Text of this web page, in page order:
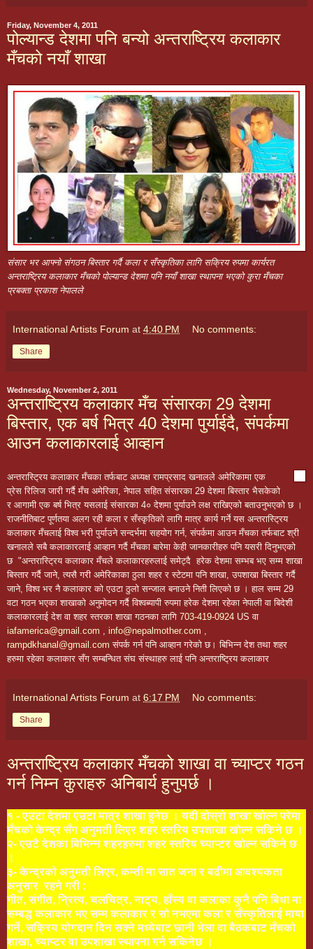
Friday, November 4, 2011
पोल्यान्ड देशमा पनि बन्यो अन्तराष्ट्रिय कलाकार
मँचको नयाँ शाखा
संसार भर आफ्नो संगठन बिस्तार गर्दै कला र सँस्कृतिका लागि सक्रिय रुपमा कार्यरत
अन्तराष्ट्रिय कलाकार मँचको पोल्यान्ड देशमा पनि नयाँ शाखा स्थापना भएको कुरा मँचका
प्रबक्ता प्रकाश नेपालले
International Artists Forum at 4:40 PM No comments:
Share
Wednesday, November 2, 2011
अन्तराष्ट्रिय कलाकार मँच संसारका 29 देशमा
बिस्तार, एक बर्ष भित्र 40 देशमा पुर्याईदै, संपर्कमा
आउन कलाकारलाई आव्हान
अन्तरास्ट्रिय कलाकार मँचका तर्फबाट अध्यक्ष रामप्रसाद खनालले अमेरिकामा एक
प्रेस रिलिज जारी गर्दै मँच अमेरिका, नेपाल सहित संसारका 29 देशमा बिस्तार भैसकेको
र आगामी एक बर्ष भित्र यसलाई संसारका 4० देशमा पुर्याउने लक्ष राखिएको बताउनुभएको छ ।
राजनीतिबाट पूर्णतया अलग रही कला र सँस्कृतिको लागि मात्र कार्य गर्ने यस अन्तरास्ट्रिय
कलाकार मँचलाई विश्व भरी पुर्याउने सन्दर्भमा सहयोग गर्न, संपर्कमा आउन मँचका तर्फबाट श्री
खनालले सबै कलाकारलाई आव्हान गर्दै मँचका बारेमा केही जानकारीहरु पनि यसरी दिनुभएको
छ "अन्तरास्ट्रिय कलाकार मँचले कलाकारहरुलाई समेट्दै हरेक देशमा सम्भब भए सम्म शाखा
बिस्तार गर्दै जाने, त्यसै गरी अमेरिकाका ठुला शहर र स्टेटमा पनि शाखा, उपशाखा बिस्तार गर्दै
जाने, विश्व भर नै कलाकार को एउटा ठुलो सन्जाल बनाउने निती लिएको छ । हाल सम्म 29
वटा गठन भएका शाखाको अनुमोदन गर्दै विश्वब्यापी रुपमा हरेक देशमा रहेका नेपाली वा बिदेशी
कलाकारलाई देश वा शहर स्तरका शाखा गठनका लागि 703-419-0924 US वा
iafamerica@gmail.com
info@nepalmother.com
rampdkhanal@gmail.com संपर्क गर्न पनि आव्हान गरेको छ। बिभिन्न देश तथा शहर
हरुमा रहेका कलाकार सँग सम्बन्धित संघ संस्थाहरु लाई पनि अन्तराष्ट्रिय कलाकार
International Artists Forum at 6:17 PM No comments:
Share
अन्तराष्ट्रिय कलाकार मँचको शाखा वा च्याप्टर गठन
गर्न निम्न कुराहरु अनिबार्य हुनुपर्छ ।
१ - एउटा देशमा एउटा मात्र शाखा हुनेछ । यदी दोस्रो शाखा खोल्न परेमा
मँचको केन्द्र सँग अनुमती लिएर शहर स्तरिय उपशाखा खोल्न सकिने छ ।
२- एउटै देशका बिभिन्न शहरहरुमा शहर स्तरिय च्याप्टर खोल्न सकिने छ
।
३- केन्द्रको अनुमती लिएर, कम्ती मा सात जना र बढीमा आवश्यकता
अनुसार रहने गरी :
गीत, संगीत, न्रित्य, चलचित्र, नाट्य, हाँस्य वा कलाका कुनै पनि बिधा मा
सम्बद्ध कलाकार भए सम्म कलाकार र सो नभएमा कला र सँस्कृतिलाई माया
गर्ने, सक्रिय योगदान दिन सक्ने मध्येबाट छानी भेला वा बैठकबाट मँचको
शाखा, च्याप्टर वा उपशाखा स्थापना गर्न सकिनेछ ।